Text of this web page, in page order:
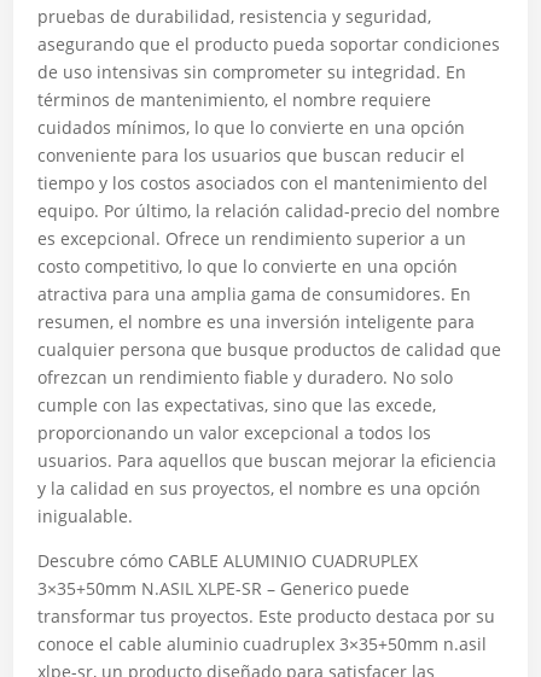
pruebas de durabilidad, resistencia y seguridad,
asegurando que el producto pueda soportar condiciones
de uso intensivas sin comprometer su integridad. En
términos de mantenimiento, el nombre requiere
cuidados mínimos, lo que lo convierte en una opción
conveniente para los usuarios que buscan reducir el
tiempo y los costos asociados con el mantenimiento del
equipo. Por último, la relación calidad-precio del nombre
es excepcional. Ofrece un rendimiento superior a un
costo competitivo, lo que lo convierte en una opción
atractiva para una amplia gama de consumidores. En
resumen, el nombre es una inversión inteligente para
cualquier persona que busque productos de calidad que
ofrezcan un rendimiento fiable y duradero. No solo
cumple con las expectativas, sino que las excede,
proporcionando un valor excepcional a todos los
usuarios. Para aquellos que buscan mejorar la eficiencia
y la calidad en sus proyectos, el nombre es una opción
inigualable.
Descubre cómo CABLE ALUMINIO CUADRUPLEX
3×35+50mm N.ASIL XLPE-SR – Generico puede
transformar tus proyectos. Este producto destaca por su
conoce el cable aluminio cuadruplex 3×35+50mm n.asil
xlpe-sr, un producto diseñado para satisfacer las